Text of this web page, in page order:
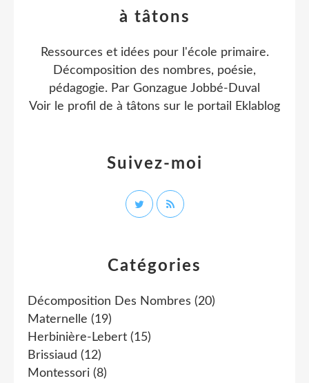
Catégories
Décomposition Des Nombres (20)
Maternelle (19)
Herbinière-Lebert (15)
Brissiaud (12)
Montessori (8)
à tâtons
Ressources et idées pour l'école primaire.
Décomposition des nombres, poésie,
pédagogie. Par Gonzague Jobbé-Duval
Voir le profil de à tâtons sur le portail Eklablog
Suivez-moi